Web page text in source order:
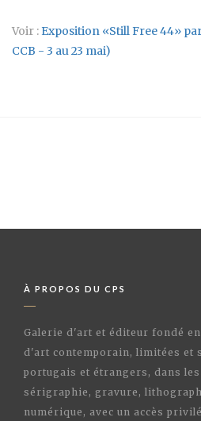
Voir : Exposition «Still Free 44»
CCB - 3 au 23 mai)
À PROPOS DU CPS
Galerie d'art et éditeur fondé
d'art contemporain, limitées et
portugais et étrangers, dans
sérigraphie, gravure,
numérique, avec un accès